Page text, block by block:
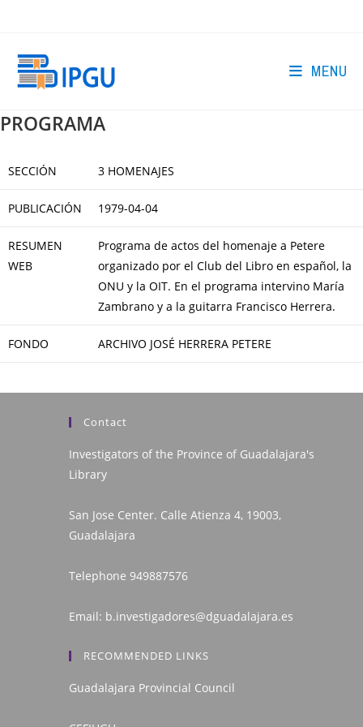
MENU
PROGRAMA
SECCIÓN 3 HOMENAJES
PUBLICACIÓN 1979-04-04
RESUMEN
WEB
Programa de actos del homenaje a Petere
organizado por el Club del Libro en español, la
ONU y la OIT. En el programa intervino María
Zambrano y a la guitarra Francisco Herrera.
FONDO ARCHIVO JOSÉ HERRERA PETERE
Contact
Investigators of the Province of Guadalajara's
Library
San Jose Center. Calle Atienza 4, 19003,
Guadalajara
Telephone 949887576
Email: b.investigadores@dguadalajara.es
RECOMMENDED LINKS
Guadalajara Provincial Council